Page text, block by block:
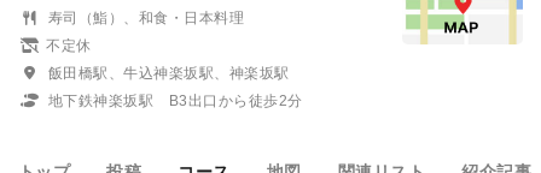
寿司（鮨）、和食・日本料理
不定休
飯田橋駅、牛込神楽坂駅、神楽坂駅
地下鉄神楽坂駅 B3出口から徒歩2分